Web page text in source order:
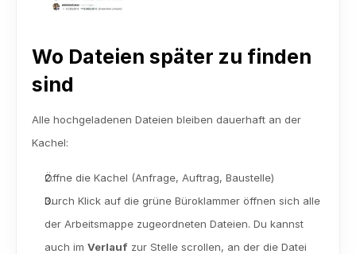
Wo Dateien später zu finden
sind
Alle hochgeladenen Dateien bleiben dauerhaft an der
Kachel:
Öffne die Kachel (Anfrage, Auftrag, Baustelle)
Durch Klick auf die grüne Büroklammer öffnen sich alle
der Arbeitsmappe zugeordneten Dateien. Du kannst
auch im Verlauf zur Stelle scrollen, an der die Datei